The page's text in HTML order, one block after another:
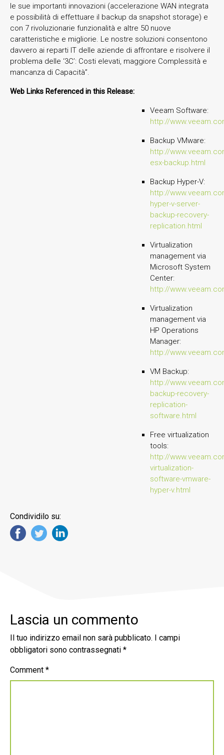
le sue importanti innovazioni (accelerazione WAN integrata
e possibilità di effettuare il backup da snapshot storage) e
con 7 rivoluzionarie funzionalità e altre 50 nuove
caratteristiche e migliorie. Le nostre soluzioni consentono
davvero ai reparti IT delle aziende di affrontare e risolvere il
problema delle ‘3C’: Costi elevati, maggiore Complessità e
mancanza di Capacità”.
Web Links Referenced in this Release:
Veeam Software:
http://
Backup VMware:
http://
esx-backup.html
Backup Hyper-V:
http://
hyper-v-server-
backup-recovery-
replication.html
Virtualization
management via
Microsoft System
Center:
http://
Virtualization
management via
HP Operations
Manager:
http://
VM Backup:
http://
backup-recovery-
replication-
software.html
Free virtualization
tools:
http://
virtualization-
software-vmware-
hyper-v.html
Condividilo su:
Lascia un commento
Il tuo indirizzo email non sarà pubblicato.
I campi
obbligatori sono contrassegnati *
Comment *